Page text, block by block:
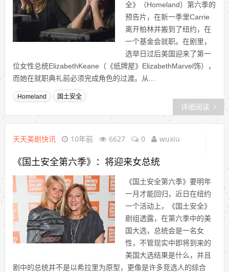
全》（Homeland）第六季的
预告片，在新一季里Carrie
离开柏林并搬到了纽约，在
一个基金会就职。在剧里，
选举日过后美国迎来了第一
位女性总统ElizabethKeane（《纸牌屋》ElizabethMarvel饰），
而她在就职典礼前必须完成角色的过渡。从...
Homeland 国土安全
详细阅读
天天美剧快讯 10年前 6627 0 wuxiu
《国土安全第六季》：将迎来女总统
《国土安全第六季》要明年
一月才能回归，近日在纽约
一个活动上，《国土安全》
剧组透露，在第六季中的美
国大选，总统会是一名女
性，不管现实中即将到来的
美国大选结果是什么，并且
剧中的总统并不是以希拉里为原型，更像是许多竞选人的综合